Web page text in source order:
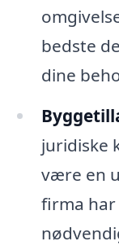
bedste
dine
juridiske
være en
firma